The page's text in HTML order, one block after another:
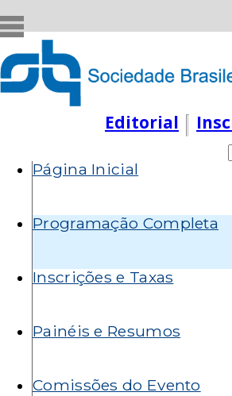
para
o
conteúdo
principal
Editorial
de
busca
Menu
principal
Página Inicial
Programação Completa
Inscrições e Taxas
Painéis e Resumos
Comissões do Evento